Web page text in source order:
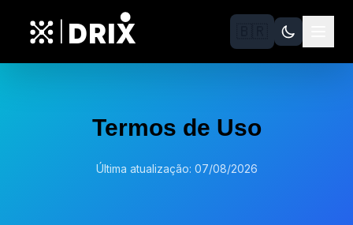
DRIX
Termos de Uso
Última atualização: 07/08/2026